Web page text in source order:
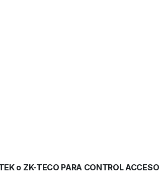
o ZK-TECO PARA CONTROL